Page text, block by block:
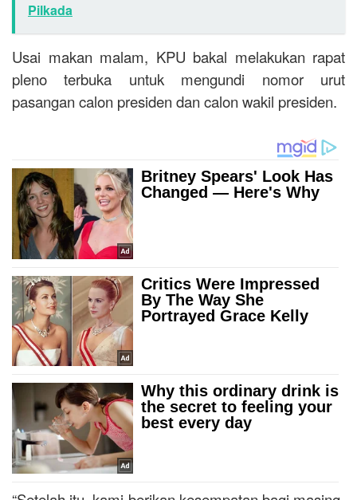
Pilkada
Usai makan malam, KPU bakal melakukan rapat
pleno terbuka untuk mengundi nomor urut
pasangan calon presiden dan calon wakil presiden.